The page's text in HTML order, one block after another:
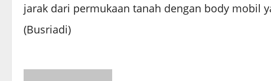
jarak dari permukaan tanah dengan body mobil
(Busriadi)